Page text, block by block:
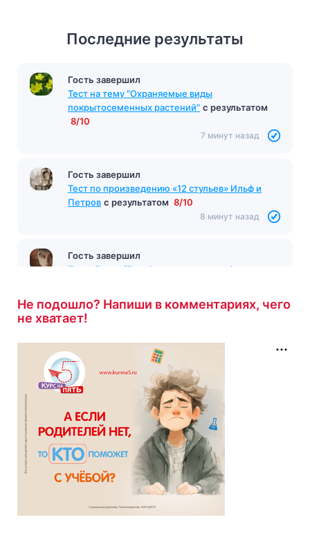
Последние результаты
Гость завершил
Тест на тему "Охраняемые виды
покрытосеменных растений" с результатом
8/10
7 минут назад
Гость завершил
Тест по произведению «12 стульев» Ильф и
Петров с результатом 8/10
8 минут назад
Гость завершил
Тест «Бэла» (Герой нашего времени)
Не подошло? Напиши в комментариях, чего
не хватает!